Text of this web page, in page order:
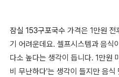
잠실 153구포국수 가격은 1만원 전
기 어려운데요. 셀프시스템과 음식
다소 높다는 생각이 듭니다. 1만원
비 무난하다'는 생각이 들지만 음